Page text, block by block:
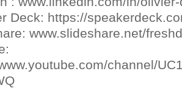
Deck: https://
www.slideshare.net/
channel/